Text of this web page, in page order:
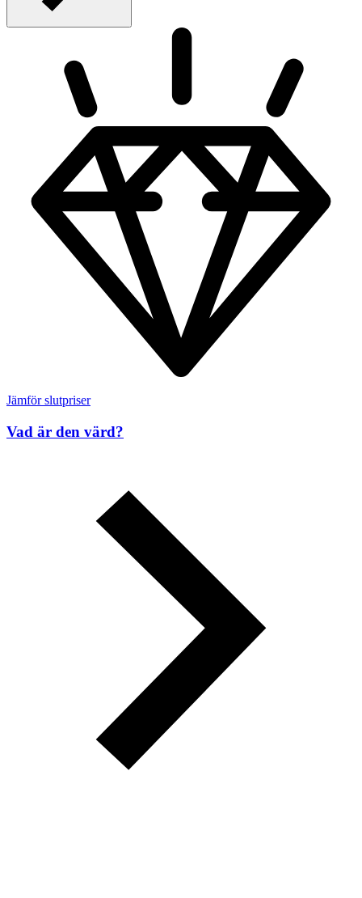
Jämför slutpriser
Vad är den värd?